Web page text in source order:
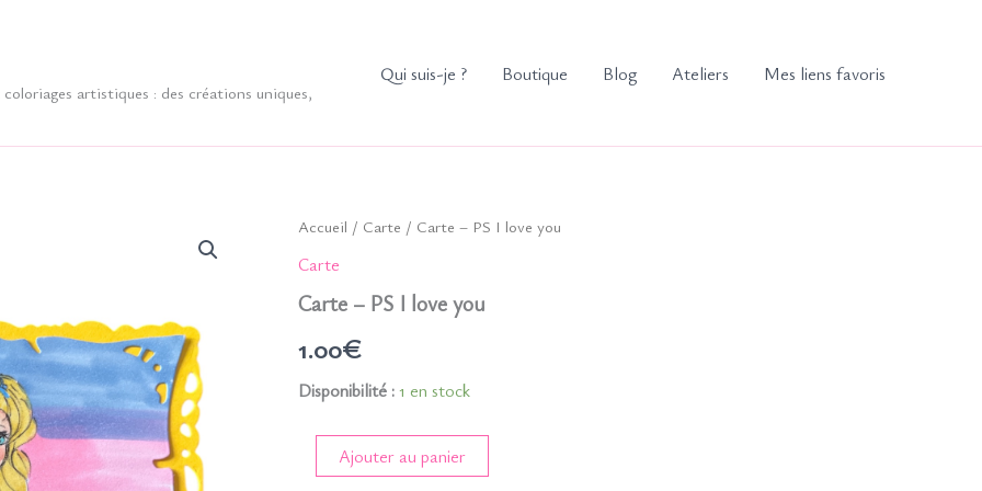
artistiques : des créations uniques,
Qui suis-je ? Boutique Blog Ateliers Mes liens favoris
Accueil / Carte / Carte – PS I love you
Carte
Carte – PS I love you
1.00€
Disponibilité :1 en stock
Ajouter au panier